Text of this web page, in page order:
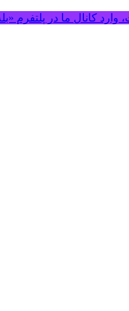
کانال ما در پلتفرم